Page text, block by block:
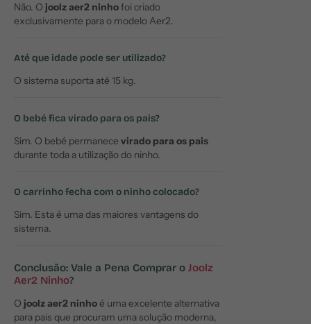
Não. O joolz aer2 ninhofoi criado
exclusivamente para o modelo Aer2.
Até que idade pode ser utilizado?
O sistema suporta até 15 kg.
O bebé fica virado para os pais?
Sim. O bebé permanece virado para os pais
durante toda a utilização do ninho.
O carrinho fecha com o ninho colocado?
Sim. Esta é uma das maiores vantagens do
sistema.
Conclusão: Vale a Pena Comprar o Joolz
Aer2 Ninho?
O joolz aer2 ninhoé uma excelente alternativa
para pais que procuram uma solução moderna,